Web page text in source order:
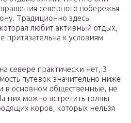
северного побережья
Традиционно здесь
любит активный отдых,
притязательна к условиям
севере практически нет, 3
путевок значительно ниже
в основном общественные, не
них можно встретить толпы
коров, которых нельзя